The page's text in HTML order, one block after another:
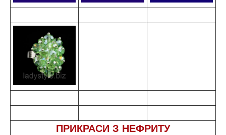
ПРИКРАСИ З НЕФРИТУ